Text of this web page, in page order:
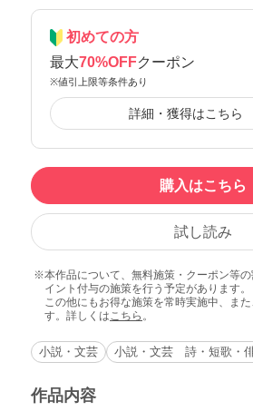
初めての方
最大70%OFFクーポン
※値引上限等条件あり
詳細・獲得はこちら
購入はこちら
試し読み
本作品について、無料施策・クーポン等
イント付与の施策を行う予定があります。
この他にもお得な施策を常時実施中、ま
す。詳しくはこちら 。
小説・文芸 小説・文芸 詩・短歌・
作品内容